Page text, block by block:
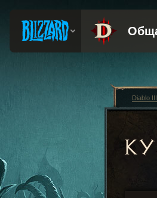
Diablo III